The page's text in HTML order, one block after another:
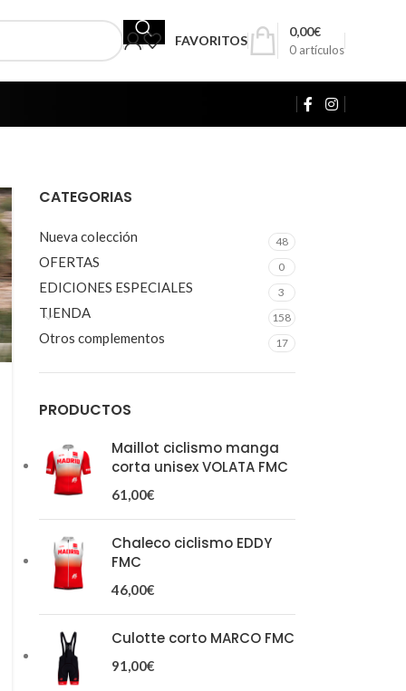
FAVORITOS
0 artículos
0,00€
CATEGORIAS
Nueva colección 48
OFERTAS 0
EDICIONES ESPECIALES 3
TIENDA 158
Otros complementos 17
PRODUCTOS
Maillot ciclismo manga
corta unisex VOLATA FMC
61,00€
Chaleco ciclismo EDDY
FMC
46,00€
Culotte corto MARCO FMC
91,00€